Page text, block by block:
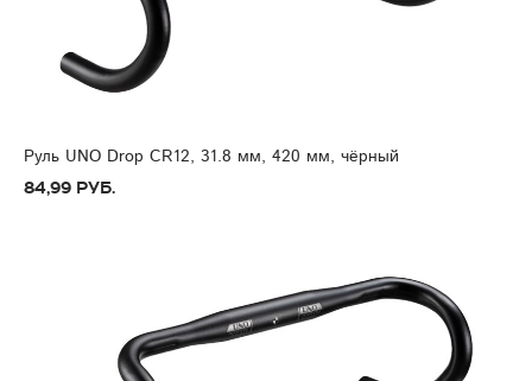
Руль UNO Drop CR12, 31.8 мм, 420 мм, чёрный
84,99 руб.